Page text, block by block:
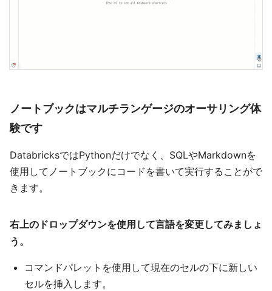
ノートブックはマルチランゲージのオーサリング体
験です
DatabricksではPythonだけでなく、SQLやMarkdownを
使用してノートブックにコードを書いて実行することがで
きます。
右上のドロップダウンを使用して言語を変更してみましょ
う。
コマンドパレットを使用して現在のセルの下に新しい
セルを挿入します。